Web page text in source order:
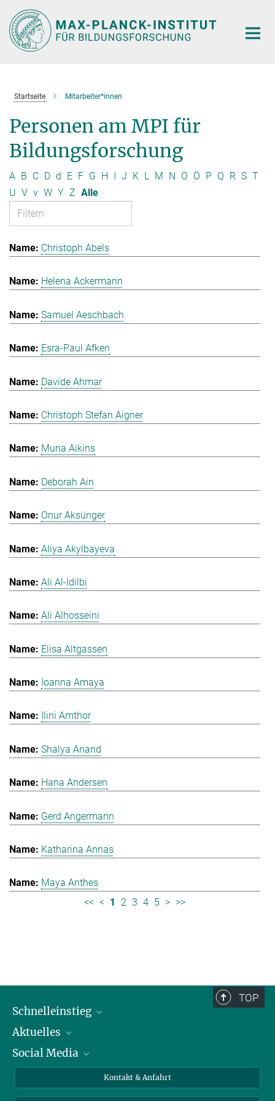
Hauptinhalt
Startseite Mitarbeiter*innen
Personen am MPI für
Bildungsforschung
A B C D d E F G H I J K L M N O Ö P Q R S T
U V v W Y Z Alle
Christoph Abels
Helena Ackermann
Samuel Aeschbach
Esra-Paul Afken
Davide Ahmar
Christoph Stefan Aigner
Muna Aikins
Deborah Ain
Onur Aksünger
Aliya Akylbayeva
Ali Al-Idilbi
Ali Alhosseini
Elisa Altgassen
Ioanna Amaya
Ilini Amthor
Shalya Anand
Hana Andersen
Gerd Angermann
Katharina Annas
Maya Anthes
<< < 1 2 3 4 5 > >>
TOP
Schnelleinstieg
Personen
Pressebereich
Aktuelles
Stellenangebote
Social Media
X
Kontakt & Anfahrt